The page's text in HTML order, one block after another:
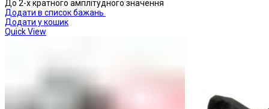
До 2-х кратного амплітудного значення
Додати в список бажань
Додати у кошик
Quick View